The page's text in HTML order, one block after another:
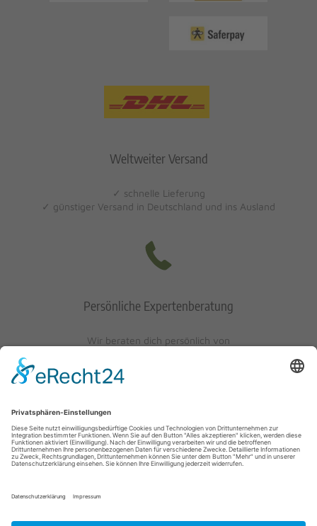
Weltweiter Versand
✓ schnelle Lieferung
✓ günstiger Versand in Deutschland und ins Ausland
Persönliche Expertenberatung
Wir beraten dich persönlich von
0621/405401-10